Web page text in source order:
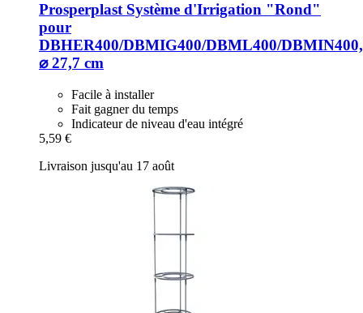
ProsperplastSystème d'Irrigation "Rond"
pour
DBHER400/DBMIG400/DBML400/DBMIN400,
⌀ 27,7 cm
Facile à installer
Fait gagner du temps
Indicateur de niveau d'eau intégré
5,59 €
Livraison jusqu'au 17 août